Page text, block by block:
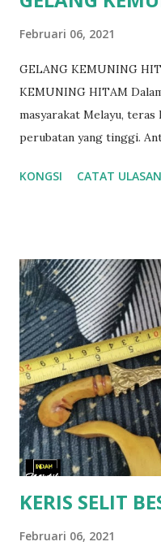
Februari 06, 2021
GELANG KEMUNING
KEMUNING HITAM
masyarakat Melayu,
perubatan yang tinggi.
ialah dengan melekatkan
disapukan airnya pada
terbukti dalam
meragam dan tak berapa
sakit perut. Khasiat
han 2. Penyembuh luka
Penawar gigitan
Lain-Lain Penawar
buasir, busung, batuk,
kembung perut, kudis,
KONGSI CATAT ULASAN
KERIS SELIT
Februari 06, 2021